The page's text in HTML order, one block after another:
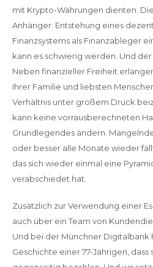
mit Krypto-Währungen dienten.
Anhänger: Entstehung eines
Finanzsystems als Finanzableger
kann es schwierig werden. Und
Neben finanzieller Freiheit
Ihrer Familie und liebsten
Verhältnis unter großem Druck
kann keine vorrausberechneten
Grundlegendes ändern.
oder besser alle Monate wieder
das sich wieder einmal eine
verabschiedet hat.
Zusätzlich zur Verwendung einer
auch über ein Team von
Und bei der Münchner Digitalbank
Geschichte einer 77-Jährigen,